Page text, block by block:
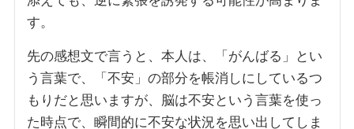
す。
先の感想文で言うと、本人は、「がんばる」とい
う言葉で、「不安」の部分を帳消しにしているつ
もりだと思いますが、脳は不安という言葉を使っ
た時点で、瞬間的に不安な状況を思い出してしま